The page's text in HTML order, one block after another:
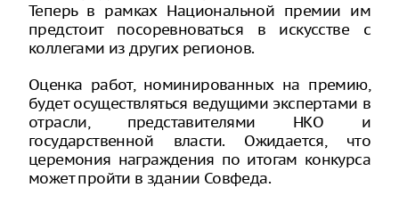
Теперь в рамках Национальной премии им
предстоит посоревноваться в искусстве с
коллегами из других регионов.
Оценка работ, номинированных на премию,
будет осуществляться ведущими экспертами в
отрасли, представителями НКО и
государственной власти. Ожидается, что
церемония награждения по итогам конкурса
может пройти в здании Совфеда.